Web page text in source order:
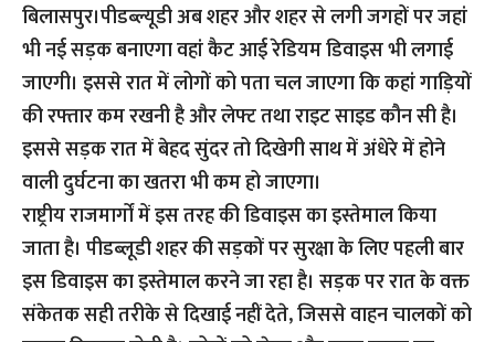
बिलासपुर।पीडब्ल्यूडी अब शहर और शहर से लगी जगहों पर जहां
भी नई सड़क बनाएगा वहां कैट आई रेडियम डिवाइस भी लगाई
जाएगी। इससे रात में लोगों को पता चल जाएगा कि कहां गाड़ियों
की रफ्तार कम रखनी है और लेफ्ट तथा राइट साइड कौन सी है।
इससे सड़क रात में बेहद सुंदर तो दिखेगी साथ में अंधेरे में होने
वाली दुर्घटना का खतरा भी कम हो जाएगा।
राष्ट्रीय राजमार्गों में इस तरह की डिवाइस का इस्तेमाल किया
जाता है। पीडब्लूडी शहर की सड़कों पर सुरक्षा के लिए पहली बार
इस डिवाइस का इस्तेमाल करने जा रहा है। सड़क पर रात के वक्त
संकेतक सही तरीके से दिखाई नहीं देते, जिससे वाहन चालकों को